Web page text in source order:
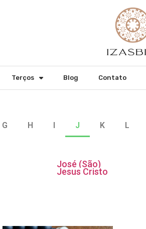
Terços Blog Contato
G H I J K L
José (São)
Jesus Cristo